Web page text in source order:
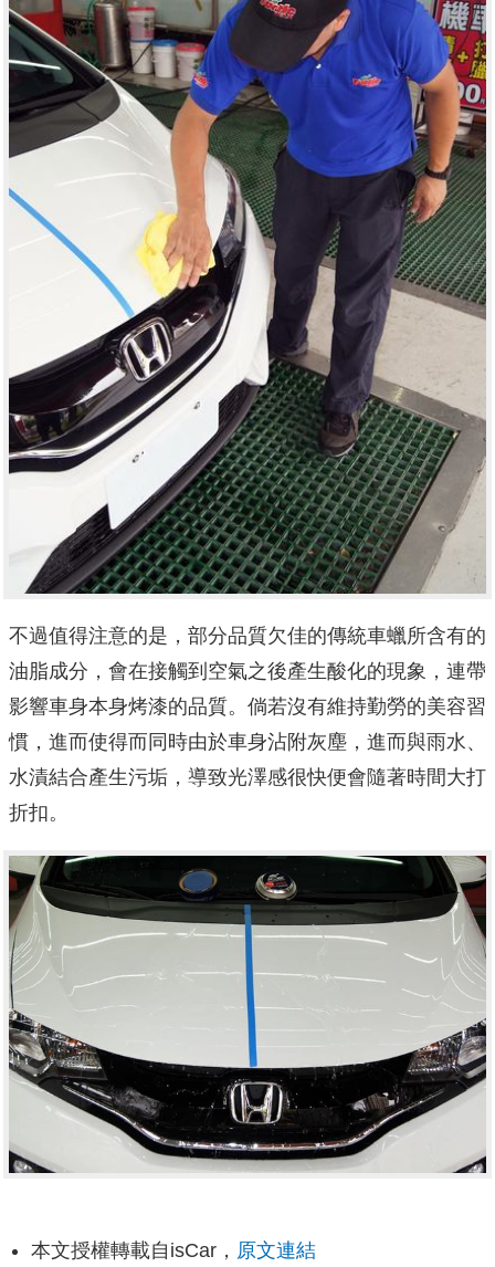
不過值得注意的是，部分品質欠佳的傳統車蠟所含有的
油脂成分，會在接觸到空氣之後產生酸化的現象，連帶
影響車身本身烤漆的品質。倘若沒有維持勤勞的美容習
慣，進而使得而同時由於車身沾附灰塵，進而與雨水、
水漬結合產生污垢，導致光澤感很快便會隨著時間大打
折扣。
本文授權轉載自isCar， 原文連結